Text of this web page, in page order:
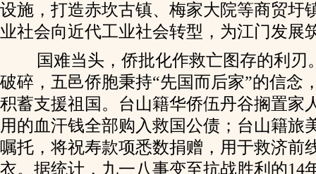
设施，打造赤坎古镇、梅家大院等商贸圩
业社会向近代工业社会转型，为江门发展
国难当头，侨批化作救亡图存的利刃
破碎，五邑侨胞秉持“先国而后家”的信念
积蓄支援祖国。台山籍华侨伍丹谷搁置家
用的血汗钱全部购入救国公债；台山籍旅
嘱托，将祝寿款项悉数捐赠，用于救济前
衣。据统计，九一八事变至抗战胜利的14